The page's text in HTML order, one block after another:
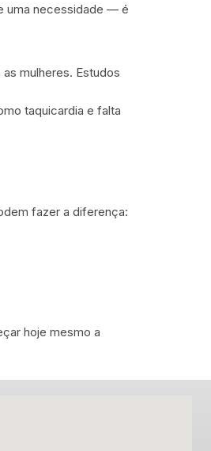
uma necessidade — é
mulheres. Estudos
taquicardia e falta
fazer a diferença:
hoje mesmo a